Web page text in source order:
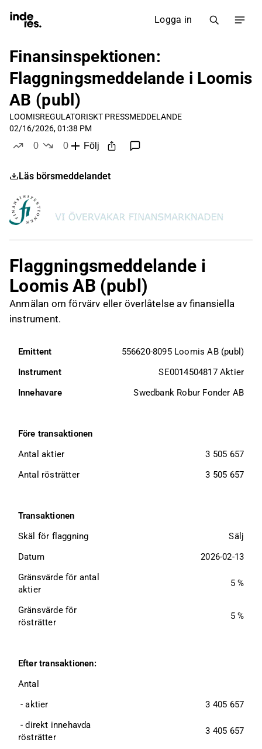
Logga in
Finansinspektionen:
Flaggningsmeddelande i Loomis
AB (publ)
LOOMISREGULATORISKT PRESSMEDDELANDE
02/16/2026, 01:38 PM
0
0
Följ
Läs börsmeddelandet
Flaggningsmeddelande i
Loomis AB (publ)
Anmälan om förvärv eller överlåtelse av finansiella
instrument.
Emittent
556620-8095 Loomis AB (publ)
Instrument
SE0014504817 Aktier
Innehavare
Swedbank Robur Fonder AB
Före transaktionen
Antal aktier
3 505 657
Antal rösträtter
3 505 657
Transaktionen
Skäl för flaggning
Sälj
Datum
2026-02-13
Gränsvärde för antal
aktier
5 %
Gränsvärde för
rösträtter
5 %
Efter transaktionen:
Antal
- aktier
3 405 657
- direkt innehavda
rösträtter
3 405 657